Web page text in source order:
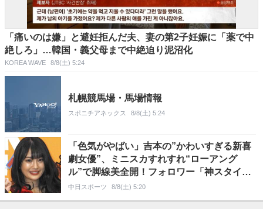
「痛いのは嫌」と避妊拒んだ夫、妻の第2子妊娠に「薬で中
絶しろ」…韓国・義父母まで中絶迫り泥沼化
KOREA WAVE 8/8(土) 5:24
札幌競馬場・馬場情報
スポニチアネックス 8/8(土) 5:24
「色気がやばい」吉本の”かわいすぎる新喜
劇女優”、ミニスカすれすれ“ローアング
ル”で脚線美全開！フォロワー「神スタイ
ル」「吉本カラーどこにもない」
中日スポーツ 8/8(土) 5:20